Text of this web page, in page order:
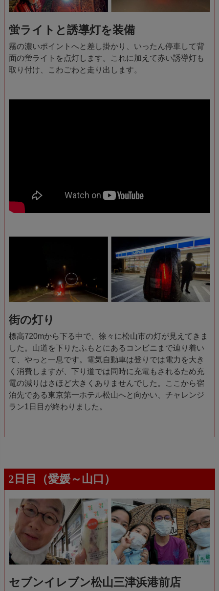
蛍ライトと誘導灯を装備
霧の濃いポイントへと差し掛かり、いったん停車して背
面の蛍ライトを点灯します。これに加えて赤い誘導灯も
取り付け、こわごわと走り出します。
街の灯り
標高720mから下る中で、徐々に松山市の灯が見えてきま
した。山道を下りたふもとにあるコンビニまで辿り着い
て、やっと一息です。電気自動車は登りでは電力を大き
く消費しますが、下り道では同時に充電もされるため充
電の減りはさほど大きくありませんでした。ここから宿
泊先である東京第一ホテル松山へと向かい、チャレンジ
ラン1日目が終わりました。
2日目（愛媛～山口）
セブンイレブン松山三津浜港前店